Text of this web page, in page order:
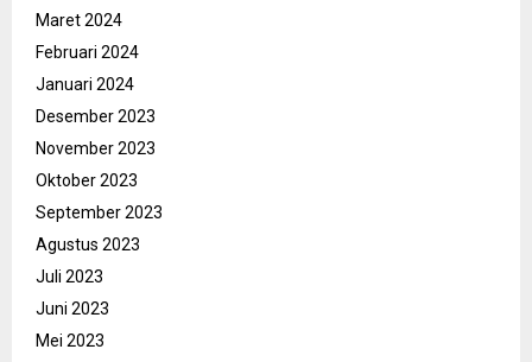
Maret 2024
Februari 2024
Januari 2024
Desember 2023
November 2023
Oktober 2023
September 2023
Agustus 2023
Juli 2023
Juni 2023
Mei 2023